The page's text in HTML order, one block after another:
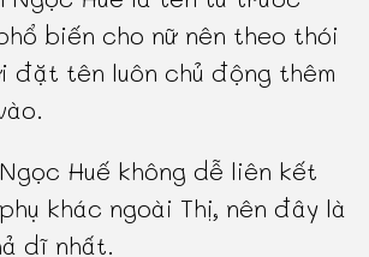
biến cho nữ nên theo thói
đặt tên luôn chủ động thêm
Huế không dễ liên kết
khác ngoài Thị, nên đây là
dĩ nhất.